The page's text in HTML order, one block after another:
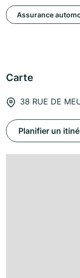
Assurance
Carte
38 RUE DE
Planifier un